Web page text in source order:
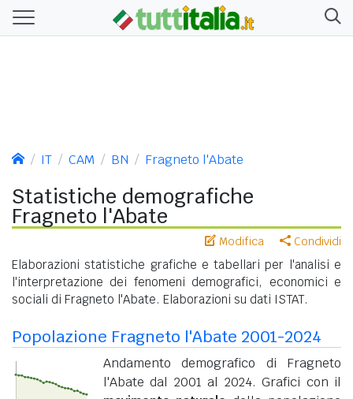
IT CAM BN Fragneto l'Abate
Statistiche demografiche
Fragneto l'Abate
Modifica Condividi
Elaborazioni statistiche grafiche e tabellari per l'analisi e
l'interpretazione dei fenomeni demografici, economici e
sociali di Fragneto l'Abate. Elaborazioni su dati ISTAT.
Popolazione Fragneto l'Abate 2001-2024
Andamento demografico di Fragneto
l'Abate dal 2001 al 2024. Grafici con il